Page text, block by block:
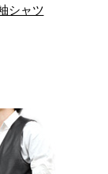
シャツ